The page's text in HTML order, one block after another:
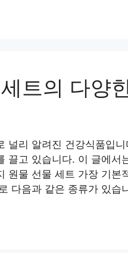
트의 다양
널리 알려진 건강식품입
끌고 있습니다. 이 글에
원물 선물 세트 가장 기
다음과 같은 종류가 있